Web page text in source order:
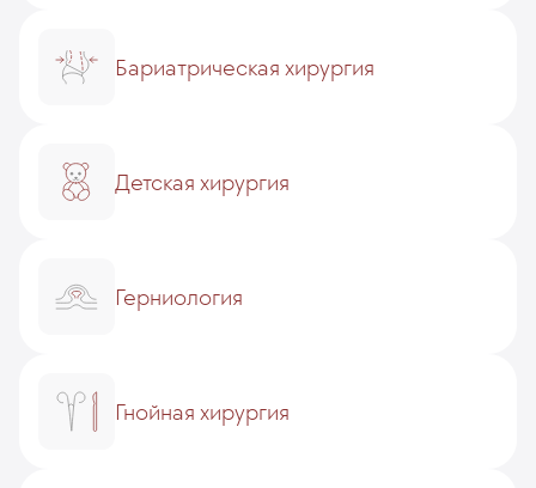
Бариатрическая хирургия
Детская хирургия
Герниология
Гнойная хирургия